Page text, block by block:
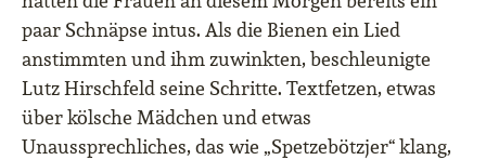
paar Schnäpse intus. Als die Bienen ein Lied
anstimmten und ihm zuwinkten, beschleunigte
Lutz Hirschfeld seine Schritte. Textfetzen, etwas
über kölsche Mädchen und etwas
Unaussprechliches, das wie „Spetzebötzjer“ klang,